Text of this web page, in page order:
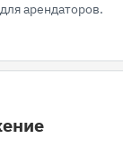
арендаторов.